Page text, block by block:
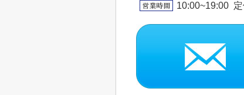
10:00~19:00